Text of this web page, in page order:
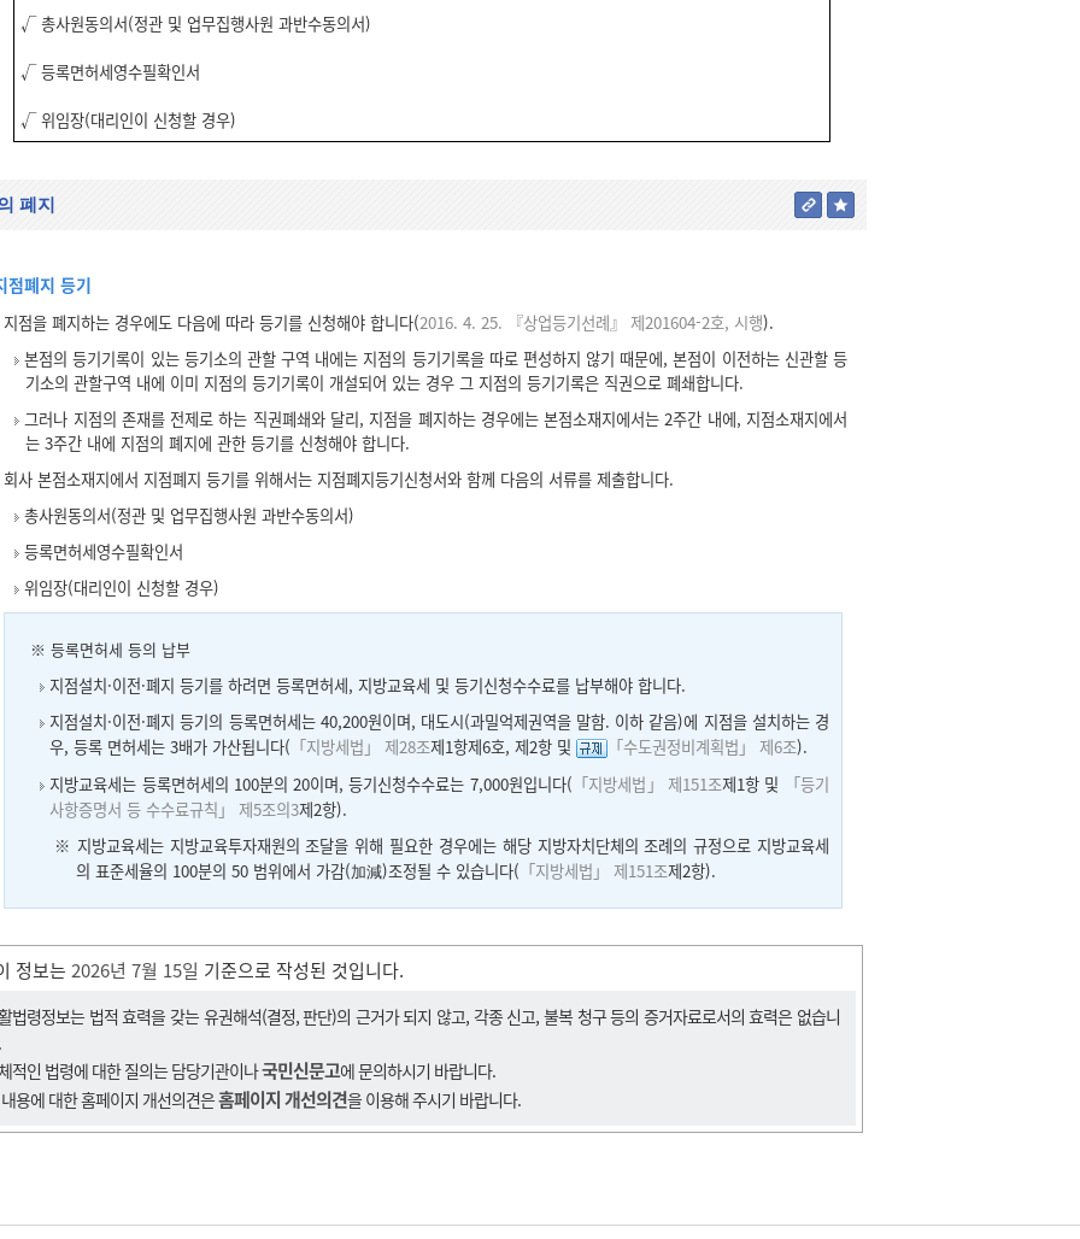
√ 총사원동의서(정관 및 업무집행사원 과반수동의서)
√ 등록면허세영수필확인서
√ 위임장(대리인이 신청할 경우)
폐지
점폐지 등기
지점을 폐지하는 경우에도 다음에 따라 등기를 신청해야 합니다(2016. 4. 25. 『상업등기선례』 제201604-2호, 시행).
본점의 등기기록이 있는 등기소의 관할 구역 내에는 지점의 등기기록을 따로 편성하지 않기 때문에, 본점이 이전하는 신관할 등
기소의 관할구역 내에 이미 지점의 등기기록이 개설되어 있는 경우 그 지점의 등기기록은 직권으로 폐쇄합니다.
그러나 지점의 존재를 전제로 하는 직권폐쇄와 달리, 지점을 폐지하는 경우에는 본점소재지에서는 2주간 내에, 지점소재지에서
는 3주간 내에 지점의 폐지에 관한 등기를 신청해야 합니다.
회사 본점소재지에서 지점폐지 등기를 위해서는 지점폐지등기신청서와 함께 다음의 서류를 제출합니다.
총사원동의서(정관 및 업무집행사원 과반수동의서)
등록면허세영수필확인서
위임장(대리인이 신청할 경우)
※ 등록면허세 등의 납부
지점설치·이전·폐지 등기를 하려면 등록면허세, 지방교육세 및 등기신청수수료를 납부해야 합니다.
지점설치·이전·폐지 등기의 등록면허세는 40,200원이며, 대도시(과밀억제권역을 말함. 이하 같음)에 지점을 설치하는 경
우, 등록 면허세는 3배가 가산됩니다( 「지방세법」 제28조제1항제6호, 제2항 및 「수도권정비계획법」 제6조).
지방교육세는 등록면허세의 100분의 20이며, 등기신청수수료는 7,000원입니다( 「지방세법」 제151조제1항 및
「등기
사항증명서 등 수수료규칙」 제5조의3제2항).
※ 지방교육세는 지방교육투자재원의 조달을 위해 필요한 경우에는 해당 지방자치단체의 조례의 규정으로 지방교육세
의 표준세율의 100분의 50 범위에서 가감(加減)조정될 수 있습니다( 「지방세법」 제151조제2항).
정보는 2026년 7월 15일 기준으로 작성된 것입니다.
법령정보는 법적 효력을 갖는 유권해석(결정, 판단)의 근거가 되지 않고, 각종 신고, 불복 청구 등의 증거자료로서의 효력은 없습니
적인 법령에 대한 질의는 담당기관이나국민신문고에 문의하시기 바랍니다.
용에 대한 홈페이지 개선의견은홈페이지 개선의견을 이용해 주시기 바랍니다.